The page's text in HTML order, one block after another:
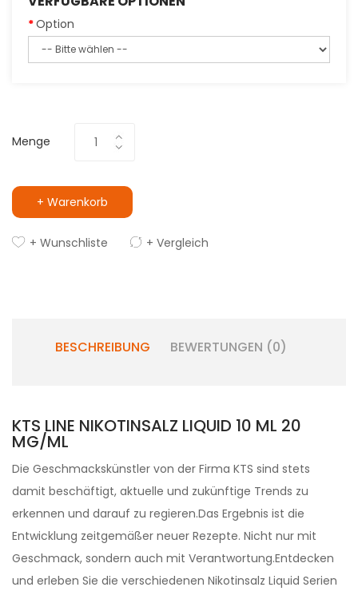
Option
Menge
+ Warenkorb
+ Wunschliste + Vergleich
BESCHREIBUNG BEWERTUNGEN (0)
KTS LINE NIKOTINSALZ LIQUID 10 ML 20
MG/ML
Die Geschmackskünstler von der Firma KTS sind stets
damit beschäftigt, aktuelle und zukünftige Trends zu
erkennen und darauf zu regieren.Das Ergebnis ist die
Entwicklung zeitgemäßer neuer Rezepte. Nicht nur mit
Geschmack, sondern auch mit Verantwortung.Entdecken
und erleben Sie die verschiedenen Nikotinsalz Liquid Serien